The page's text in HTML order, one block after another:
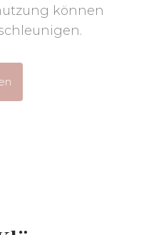
können